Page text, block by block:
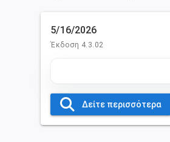
5/16/2026
Έκδοση 4.3.02
Δείτε περισσότερα